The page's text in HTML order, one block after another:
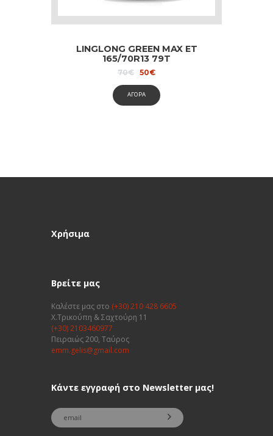
LINGLONG GREEN MAX ET
165/70R13 79T
70€
Original
was:
70€.
50€Current
is:
50€.
ΑΓΟΡΑ
Χρήσιμα
Βρείτε μας
Καλέστε μας στο (+30) 210 428 6605
Χ.Τρικούπη & Σαχτούρη 11
(+30) 2103460977
Πειραιώς 200, Ταύρος
emm.gelis@gmail.com
Κάντε εγγραφή στο Newsletter μας!